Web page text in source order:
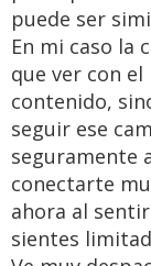
puede ser
En mi caso la
que ver con
contenido,
seguir ese
seguramente
conectarte
ahora al
sientes